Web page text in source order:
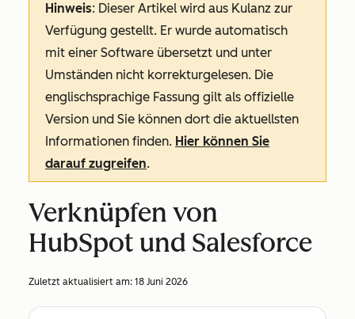
Hinweis: Dieser Artikel wird aus Kulanz zur
Verfügung gestellt. Er wurde automatisch
mit einer Software übersetzt und unter
Umständen nicht korrekturgelesen. Die
englischsprachige Fassung gilt als offizielle
Version und Sie können dort die aktuellsten
Informationen finden. Hier können Sie
darauf zugreifen.
Verknüpfen von
HubSpot und Salesforce
Zuletzt aktualisiert am: 18 Juni 2026